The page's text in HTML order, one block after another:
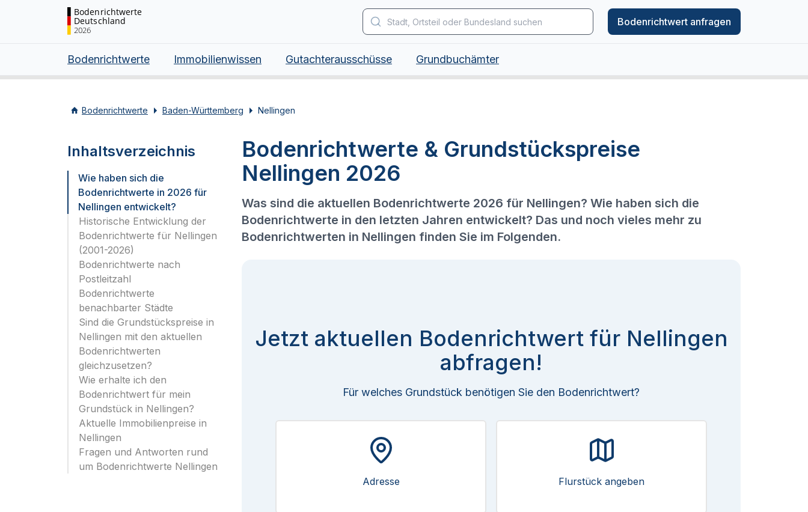
Bodenrichtwerte
Deutschland
2026
Bodenrichtwert anfragen
Bodenrichtwerte Immobilienwissen Gutachterausschüsse Grundbuchämter
Bodenrichtwerte Baden-Württemberg Nellingen
Inhaltsverzeichnis
Wie haben sich die
Bodenrichtwerte in 2026 für
Nellingen entwickelt?
Historische Entwicklung der
Bodenrichtwerte für Nellingen
(2001-2026)
Bodenrichtwerte nach
Postleitzahl
Bodenrichtwerte
benachbarter Städte
Sind die Grundstückspreise in
Nellingen mit den aktuellen
Bodenrichtwerten
gleichzusetzen?
Wie erhalte ich den
Bodenrichtwert für mein
Grundstück in Nellingen?
Aktuelle Immobilienpreise in
Nellingen
Fragen und Antworten rund
um Bodenrichtwerte Nellingen
Bodenrichtwerte & Grundstückspreise
Nellingen 2026
Was sind die aktuellen Bodenrichtwerte 2026 für Nellingen? Wie haben sich die
Bodenrichtwerte in den letzten Jahren entwickelt? Das und noch vieles mehr zu
Bodenrichtwerten in Nellingen finden Sie im Folgenden.
Jetzt aktuellen Bodenrichtwert für Nellingen
abfragen!
Für welches Grundstück benötigen Sie den Bodenrichtwert?
Adresse Flurstück angeben